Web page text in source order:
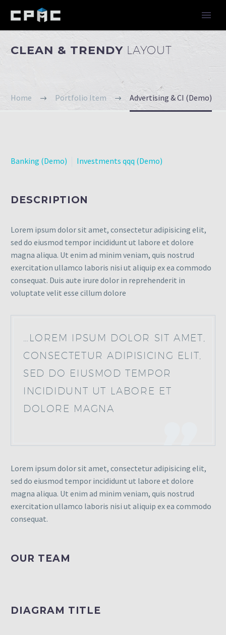
CLEAN & TRENDY LAYOUT
Home Portfolio Item Advertising & CI (Demo)
Banking (Demo) Investments qqq (Demo)
DESCRIPTION
Lorem ipsum dolor sit amet, consectetur adipisicing elit,
sed do eiusmod tempor incididunt ut labore et dolore
magna aliqua. Ut enim ad minim veniam, quis nostrud
exercitation ullamco laboris nisi ut aliquip ex ea commodo
consequat. Duis aute irure dolor in reprehenderit in
voluptate velit esse cillum dolore
…LOREM IPSUM DOLOR SIT AMET,
CONSECTETUR ADIPISICING ELIT,
SED DO EIUSMOD TEMPOR
INCIDIDUNT UT LABORE ET
DOLORE MAGNA
Lorem ipsum dolor sit amet, consectetur adipisicing elit,
sed do eiusmod tempor incididunt ut labore et dolore
magna aliqua. Ut enim ad minim veniam, quis nostrud
exercitation ullamco laboris nisi ut aliquip ex ea commodo
consequat.
OUR TEAM
DIAGRAM TITLE